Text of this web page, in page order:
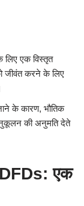
लिए एक विस्तृत
जीवंत करने के लिए
के कारण, भौतिक
की अनुमति देते
DFDs: एक